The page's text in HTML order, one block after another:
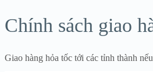
Chính sách giao
Giao hàng hỏa tốc tới các tỉnh thành